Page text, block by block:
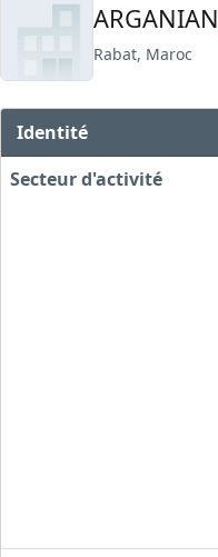
ARGANIAN
Rabat, Maroc
Identité
Secteur d'activité